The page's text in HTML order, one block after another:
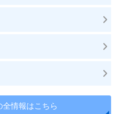
全情報はこちら